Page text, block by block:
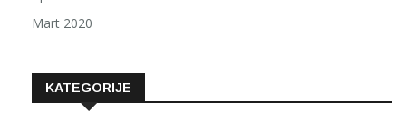
Mart 2020
KATEGORIJE